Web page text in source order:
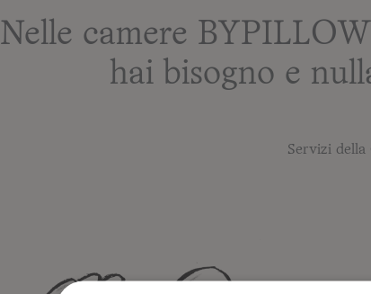
Nelle camere
hai bisogno e
Servizi della